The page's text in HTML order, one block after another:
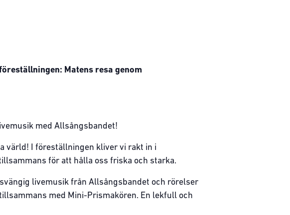
Matens resa genom
med Allsångsbandet!
värld! I föreställningen kliver vi rakt in i
för att hålla oss friska och starka.
livemusik från Allsångsbandet och rörelser
med Mini-Prismakören. En lekfull och